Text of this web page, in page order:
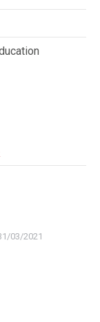
03/2021